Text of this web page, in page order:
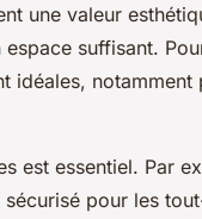
une valeur
suffisant.
idéales,
est essentiel. Par
pour les